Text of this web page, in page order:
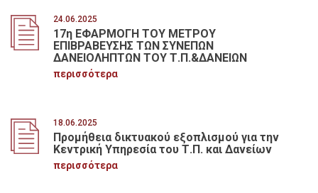
24.06.2025
17η ΕΦΑΡΜΟΓΗ ΤΟΥ ΜΕΤΡΟΥ
ΕΠΙΒΡΑΒΕΥΣΗΣ ΤΩΝ ΣΥΝΕΠΩΝ
ΔΑΝΕΙΟΛΗΠΤΩΝ ΤΟΥ Τ.Π.&ΔΑΝΕΙΩΝ
περισσότερα
18.06.2025
Προμήθεια δικτυακού εξοπλισμού για την
Κεντρική Υπηρεσία του Τ.Π. και Δανείων
περισσότερα